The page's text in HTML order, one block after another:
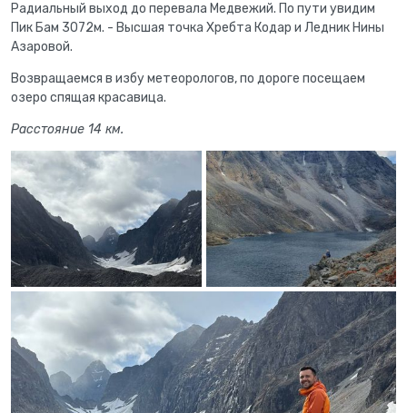
Радиальный выход до перевала Медвежий. По пути увидим
Пик Бам 3072м. - Высшая точка Хребта Кодар и Ледник Нины
Азаровой.
Возвращаемся в избу метеорологов, по дороге посещаем
озеро спящая красавица.
Расстояние 14 км.